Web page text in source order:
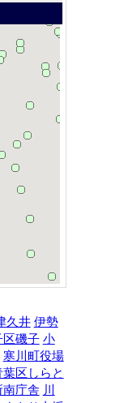
久井 伊勢
区磯子 小
寒川町役場
葉区しらと
南庁舎 川